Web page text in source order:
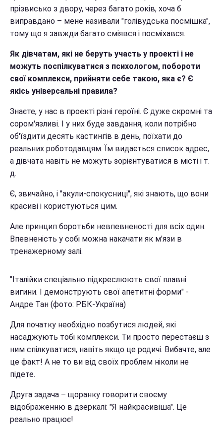
прізвисько з двору, через багато років, хоча б
виправдано – мене називали "голівудська посмішка",
тому що я завжди багато сміявся і посміхався.
Як дівчатам, які не беруть участь у проекті і не
можуть поспілкуватися з психологом, побороти
свої комплекси, прийняти себе такою, яка є? Є
якісь універсальні правила?
Знаєте, у нас в проекті різні героїні. Є дуже скромні та
сором'язливі. І у них буде завдання, коли потрібно
об'їздити десять кастингів в день, поїхати до
реальних роботодавцям. Їм видається список адрес,
а дівчата навіть не можуть зорієнтуватися в місті і т.
д.
Є, звичайно, і "акули-спокусниці", які знають, що вони
красиві і користуються цим.
Але принцип боротьби невпевненості для всіх один.
Впевненість у собі можна накачати як м'язи в
тренажерному залі.
"Італійки спеціально підкреслюють свої плавні
вигини. І демонструють свої апетитні форми" -
Андре Тан (фото: РБК-Україна)
Для початку необхідно позбутися людей, які
насаджують тобі комплекси. Ти просто перестаєш з
ним спілкуватися, навіть якщо це родичі. Вибачте, але
це факт! А не то ви від своїх проблем ніколи не
підете.
Друга задача – щоранку говорити своєму
відображенню в дзеркалі: "Я найкрасивіша". Це
реально працює!